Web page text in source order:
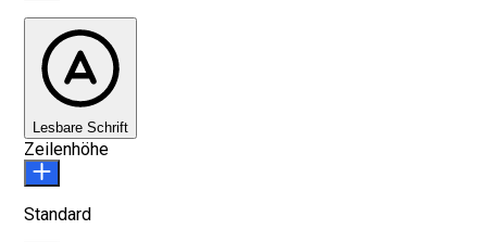
Lesbare Schrift
Zeilenhöhe
Standard